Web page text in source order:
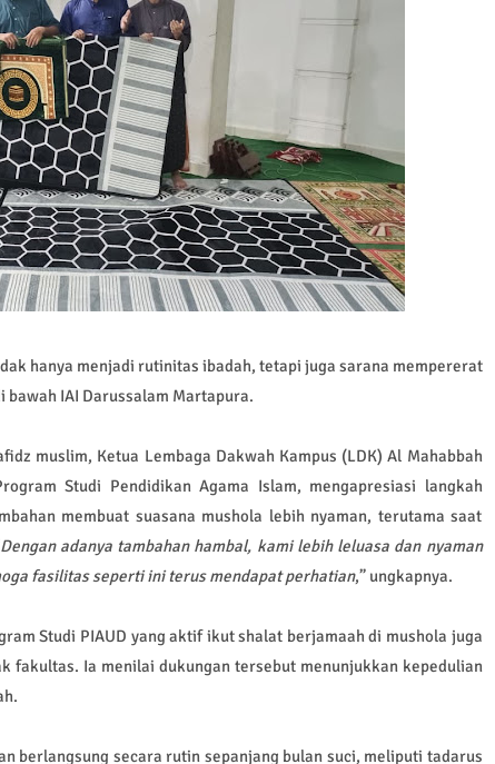
hanya menjadi rutinitas ibadah, tetapi juga sarana mempererat
IAI Darussalam Martapura.
muslim, Ketua Lembaga Dakwah Kampus (LDK) Al Mahabbah
Studi Pendidikan Agama Islam, mengapresiasi langkah
membuat suasana mushola lebih nyaman, terutama saat
Dengan adanya tambahan hambal, kami lebih leluasa dan nyaman
fasilitas seperti ini terus mendapat perhatian,” ungkapnya.
Studi PIAUD yang aktif ikut shalat berjamaah di mushola juga
fakultas. Ia menilai dukungan tersebut menunjukkan kepedulian
berlangsung secara rutin sepanjang bulan suci, meliputi tadarus